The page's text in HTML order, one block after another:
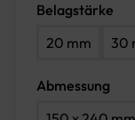
Belagstärke
20 mm
30
Abmessung